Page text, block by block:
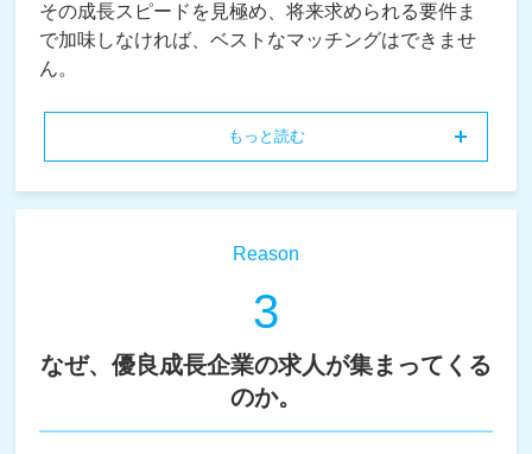
その成長スピードを見極め、将来求められる要件ま
で加味しなければ、ベストなマッチングはできませ
ん。
もっと読む
Reason
3
なぜ、優良成長企業の求人が集まってくる
のか。